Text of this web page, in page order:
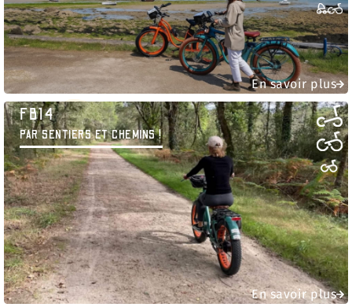
En savoir plus
FB14
PAR SENTIERS ET CHEMINS !
En savoir plus